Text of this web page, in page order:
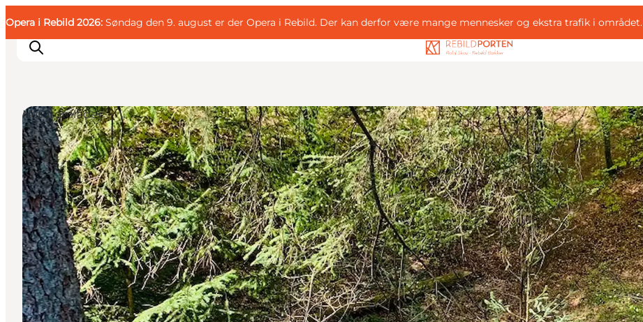
Opera i Rebild 2026: Søndag den 9. august er der Opera i Rebild. Der kan derfor være mange mennesker og ekstra trafik i området.
Familien
Parret
Livsnyderen
Motionisten
DET SKER
KORT OG FOLDERE
PLANLÆG DIN TUR
GæstDeutsch
Naturområder